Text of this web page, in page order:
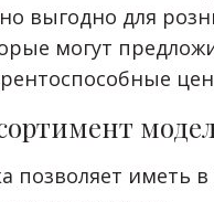
выгодно для
могут
позволяет иметь